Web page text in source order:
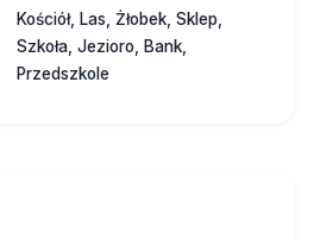
Kościół, Las, Żłobek, Sklep,
Szkoła, Jezioro, Bank,
Przedszkole